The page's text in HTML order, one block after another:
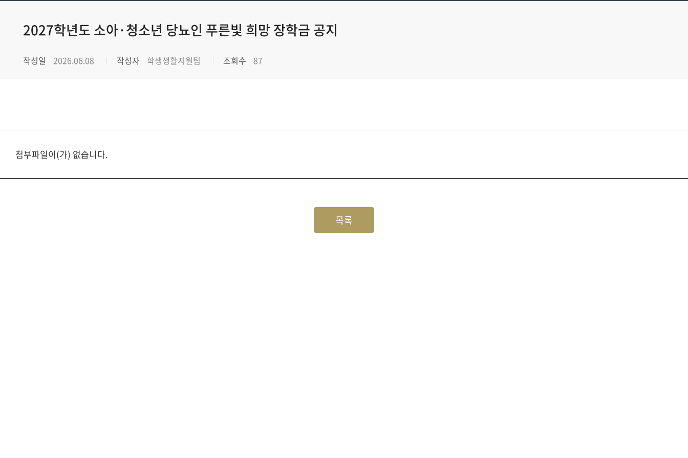
2027학년도 소아·청소년 당뇨인 푸른빛 희망 장학금 공지
작성일 2026.06.08 작성자 학생생활지원팀 조회수 87
첨부파일이(가) 없습니다.